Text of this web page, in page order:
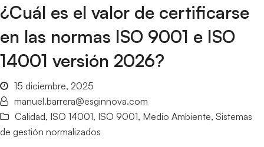
¿Cuál es el valor de certificarse
en las normas ISO 9001 e ISO
14001 versión 2026?
15 diciembre, 2025
manuel.barrera@esginnova.com
Calidad, ISO 14001, ISO 9001, Medio Ambiente, Sistemas
de gestión normalizados